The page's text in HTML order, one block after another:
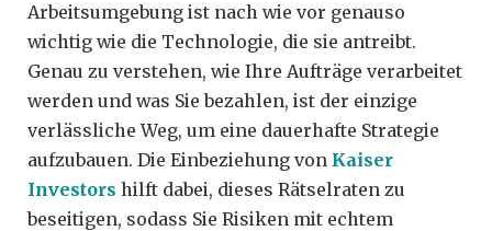
Arbeitsumgebung ist nach wie vor genauso
wichtig wie die Technologie, die sie antreibt.
Genau zu verstehen, wie Ihre Aufträge verarbeitet
werden und was Sie bezahlen, ist der einzige
verlässliche Weg, um eine dauerhafte Strategie
aufzubauen. Die Einbeziehung von Kaiser
Investors hilft dabei, dieses Rätselraten zu
beseitigen, sodass Sie Risiken mit echtem